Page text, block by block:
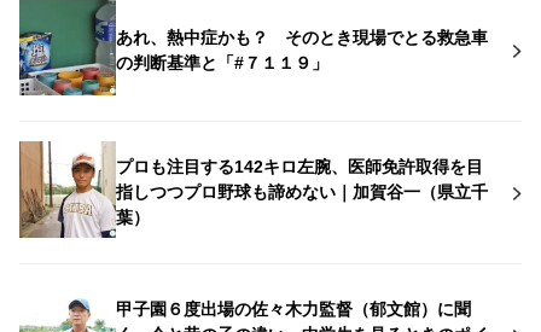
あれ、熱中症かも？ そのとき現場でとる救急車
の判断基準と「#７１１９」
プロも注目する142キロ左腕、医師免許取得を目
指しつつプロ野球も諦めない｜加賀谷一（県立千
葉）
甲子園６度出場の佐々木力監督（郁文館）に聞